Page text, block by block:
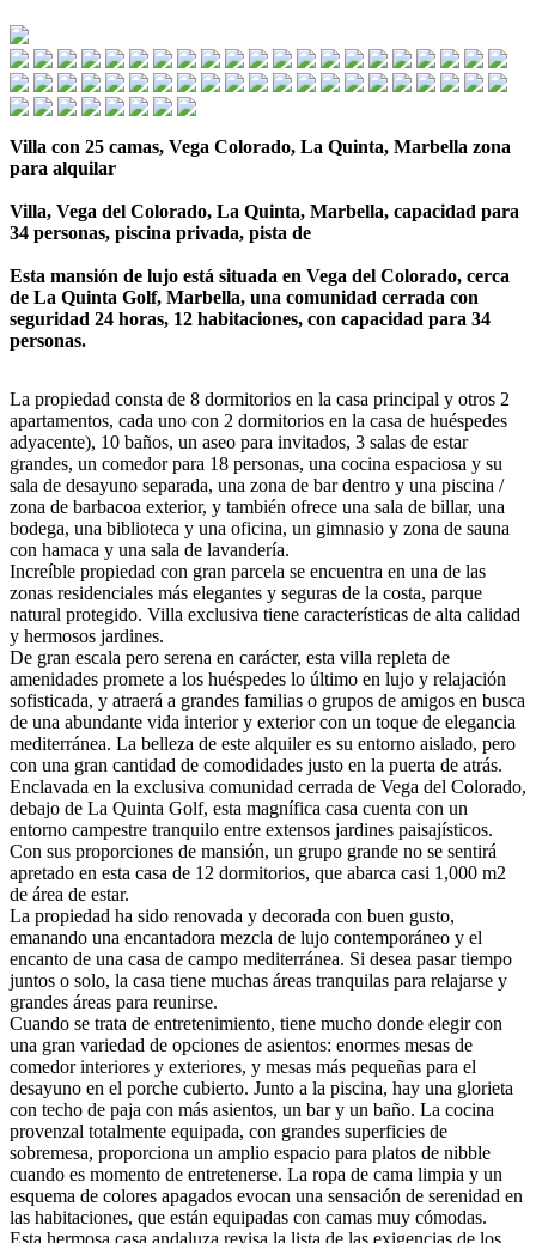
Villa con 25 camas, Vega Colorado, La Quinta, Marbella zona
para alquilar
Villa, Vega del Colorado, La Quinta, Marbella, capacidad para
34 personas, piscina privada, pista de
Esta mansión de lujo está situada en Vega del Colorado, cerca
de La Quinta Golf, Marbella, una comunidad cerrada con
seguridad 24 horas, 12 habitaciones, con capacidad para 34
personas.
La propiedad consta de 8 dormitorios en la casa principal y otros 2
apartamentos, cada uno con 2 dormitorios en la casa de huéspedes
adyacente), 10 baños, un aseo para invitados, 3 salas de estar
grandes, un comedor para 18 personas, una cocina espaciosa y su
sala de desayuno separada, una zona de bar dentro y una piscina /
zona de barbacoa exterior, y también ofrece una sala de billar, una
bodega, una biblioteca y una oficina, un gimnasio y zona de sauna
con hamaca y una sala de lavandería.
Increíble propiedad con gran parcela se encuentra en una de las
zonas residenciales más elegantes y seguras de la costa, parque
natural protegido. Villa exclusiva tiene características de alta calidad
y hermosos jardines.
De gran escala pero serena en carácter, esta villa repleta de
amenidades promete a los huéspedes lo último en lujo y relajación
sofisticada, y atraerá a grandes familias o grupos de amigos en busca
de una abundante vida interior y exterior con un toque de elegancia
mediterránea. La belleza de este alquiler es su entorno aislado, pero
con una gran cantidad de comodidades justo en la puerta de atrás.
Enclavada en la exclusiva comunidad cerrada de Vega del Colorado,
debajo de La Quinta Golf, esta magnífica casa cuenta con un
entorno campestre tranquilo entre extensos jardines paisajísticos.
Con sus proporciones de mansión, un grupo grande no se sentirá
apretado en esta casa de 12 dormitorios, que abarca casi 1,000 m2
de área de estar.
La propiedad ha sido renovada y decorada con buen gusto,
emanando una encantadora mezcla de lujo contemporáneo y el
encanto de una casa de campo mediterránea. Si desea pasar tiempo
juntos o solo, la casa tiene muchas áreas tranquilas para relajarse y
grandes áreas para reunirse.
Cuando se trata de entretenimiento, tiene mucho donde elegir con
una gran variedad de opciones de asientos: enormes mesas de
comedor interiores y exteriores, y mesas más pequeñas para el
desayuno en el porche cubierto. Junto a la piscina, hay una glorieta
con techo de paja con más asientos, un bar y un baño. La cocina
provenzal totalmente equipada, con grandes superficies de
sobremesa, proporciona un amplio espacio para platos de nibble
cuando es momento de entretenerse. La ropa de cama limpia y un
esquema de colores apagados evocan una sensación de serenidad en
las habitaciones, que están equipadas con camas muy cómodas.